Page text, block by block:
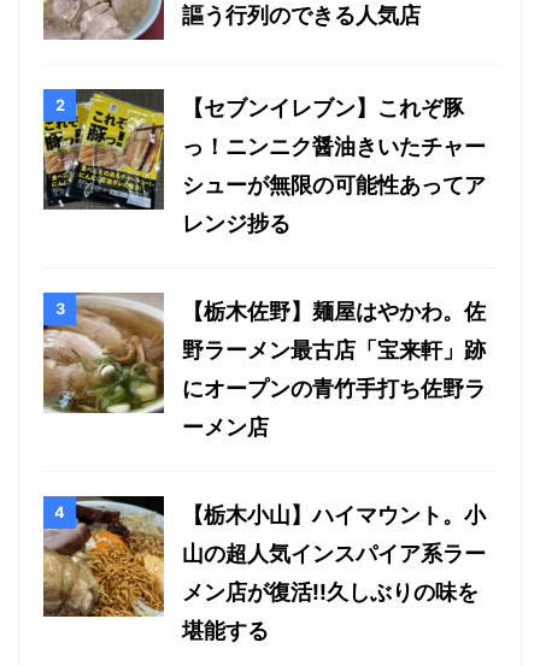
謳う行列のできる人気店
【セブンイレブン】これぞ豚
っ！ニンニク醤油きいたチャー
シューが無限の可能性あってア
レンジ捗る
【栃木佐野】麺屋はやかわ。佐
野ラーメン最古店「宝来軒」跡
にオープンの青竹手打ち佐野ラ
ーメン店
【栃木小山】ハイマウント。小
山の超人気インスパイア系ラー
メン店が復活!!久しぶりの味を
堪能する